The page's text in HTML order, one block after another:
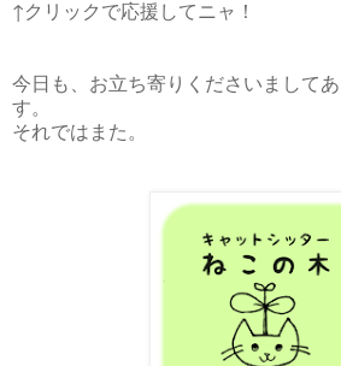
↑クリックで応援してニャ！
今日も、お立ち寄りくださいまして
す。
それではまた。